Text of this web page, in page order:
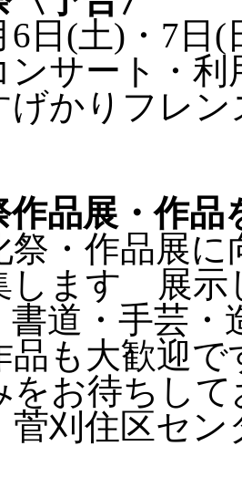
6日(土)・7日(
ンサート・利
げかりフレ
作品展・作品
祭・作品展に
します 展示
書道・手芸・
品も大歓迎で
をお待ちし
菅刈住区セン